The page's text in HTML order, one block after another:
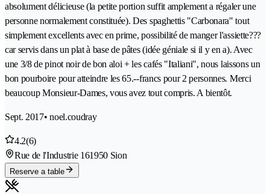
absolument délicieuse (la petite portion suffit amplement a régaler une
personne normalement constituée). Des spaghettis "Carbonara" tout
simplement excellents avec en prime, possibilité de manger l'assiette???
car servis dans un plat à base de pâtes (idée géniale si il y en a). Avec
une 3/8 de pinot noir de bon aloi + les cafés "Italiani", nous laissons un
bon pourboire pour atteindre les 65.--francs pour 2 personnes. Merci
beaucoup Monsieur-Dames, vous avez tout compris. A bientôt.
Sept. 2017• noel.coudray
4.2(6)
Rue de l'Industrie 161950 Sion
Reserve a table